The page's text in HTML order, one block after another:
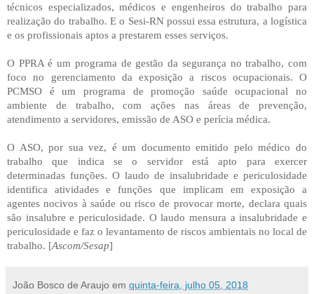
técnicos especializados, médicos e engenheiros do trabalho para
realização do trabalho. E o Sesi-RN possui essa estrutura, a logística
e os profissionais aptos a prestarem esses serviços.
O PPRA é um programa de gestão da segurança no trabalho, com
foco no gerenciamento da exposição a riscos ocupacionais. O
PCMSO é um programa de promoção saúde ocupacional no
ambiente de trabalho, com ações nas áreas de prevenção,
atendimento a servidores, emissão de ASO e perícia médica.
O ASO, por sua vez, é um documento emitido pelo médico do
trabalho que indica se o servidor está apto para exercer
determinadas funções. O laudo de insalubridade e periculosidade
identifica atividades e funções que implicam em exposição a
agentes nocivos à saúde ou risco de provocar morte, declara quais
são insalubre e periculosidade. O laudo mensura a insalubridade e
periculosidade e faz o levantamento de riscos ambientais no local de
trabalho. [Ascom/Sesap]
João Bosco de Araujo em quinta-feira, julho 05, 2018